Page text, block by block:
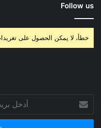
Follow us
خطأ، لا يمكن الحصول على
بريدك
الإلكتروني